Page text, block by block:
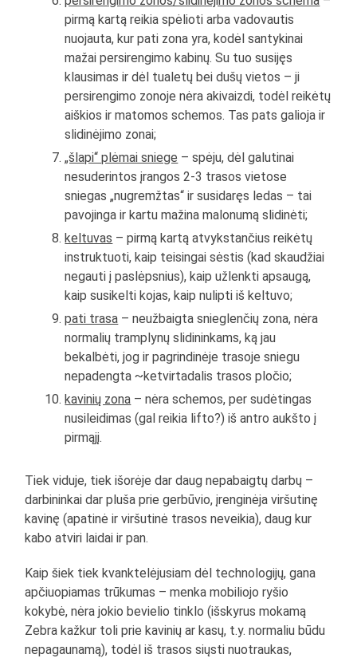
pirmą kartą reikia spėlioti arba vadovautis
nuojauta, kur pati zona yra, kodėl santykinai
mažai persirengimo kabinų. Su tuo susijęs
klausimas ir dėl tualetų bei dušų vietos – ji
persirengimo zonoje nėra akivaizdi, todėl reikėtų
aiškios ir matomos schemos. Tas pats galioja ir
slidinėjimo zonai;
„šlapi“ plėmai sniege – spėju, dėl galutinai
nesuderintos įrangos 2-3 trasos vietose
sniegas „nugremžtas“ ir susidaręs ledas – tai
pavojinga ir kartu mažina malonumą slidinėti;
keltuvas – pirmą kartą atvykstančius reikėtų
instruktuoti, kaip teisingai sėstis (kad skaudžiai
negauti į paslėpsnius), kaip užlenkti apsaugą,
kaip susikelti kojas, kaip nulipti iš keltuvo;
pati trasa – neužbaigta snieglenčių zona, nėra
normalių tramplynų slidininkams, ką jau
bekalbėti, jog ir pagrindinėje trasoje sniegu
nepadengta ~ketvirtadalis trasos pločio;
kavinių zona – nėra schemos, per sudėtingas
nusileidimas (gal reikia lifto?) iš antro aukšto į
pirmąjį.
Tiek viduje, tiek išorėje dar daug nepabaigtų darbų –
darbininkai dar pluša prie gerbūvio, įrenginėja viršutinę
kavinę (apatinė ir viršutinė trasos neveikia), daug kur
kabo atviri laidai ir pan.
Kaip šiek tiek kvanktelėjusiam dėl technologijų, gana
apčiuopiamas trūkumas – menka mobiliojo ryšio
kokybė, nėra jokio bevielio tinklo (išskyrus mokamą
Zebra kažkur toli prie kavinių ar kasų, t.y. normaliu būdu
nepagaunamą), todėl iš trasos siųsti nuotraukas,